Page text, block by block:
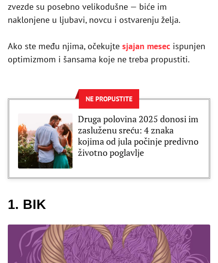
zvezde su posebno velikodušne — biće im
naklonjene u ljubavi, novcu i ostvarenju želja.
Ako ste među njima, očekujte sjajan mesec ispunjen
optimizmom i šansama koje ne treba propustiti.
NE PROPUSTITE
Druga polovina 2025 donosi im
zasluženu sreću: 4 znaka
kojima od jula počinje predivno
životno poglavlje
1. BIK